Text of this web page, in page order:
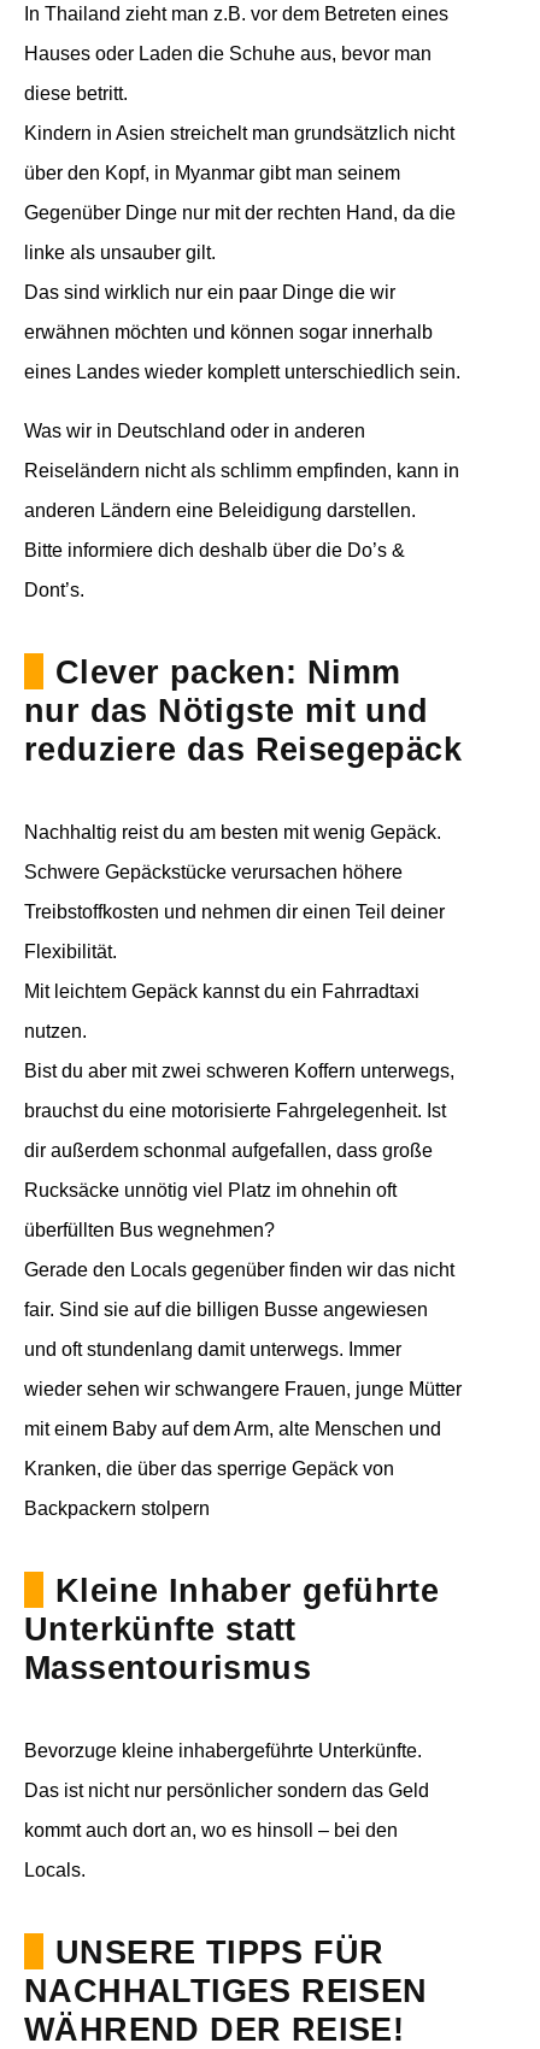
In Thailand zieht man z.B. vor dem Betreten eines
Hauses oder Laden die Schuhe aus, bevor man
diese betritt.
Kindern in Asien streichelt man grundsätzlich nicht
über den Kopf, in Myanmar gibt man seinem
Gegenüber Dinge nur mit der rechten Hand, da die
linke als unsauber gilt.
Das sind wirklich nur ein paar Dinge die wir
erwähnen möchten und können sogar innerhalb
eines Landes wieder komplett unterschiedlich sein.
Was wir in Deutschland oder in anderen
Reiseländern nicht als schlimm empfinden, kann in
anderen Ländern eine Beleidigung darstellen.
Bitte informiere dich deshalb über die Do’s &
Dont’s.
Clever packen: Nimm
nur das Nötigste mit und
reduziere das Reisegepäck
Nachhaltig reist du am besten mit wenig Gepäck.
Schwere Gepäckstücke verursachen höhere
Treibstoffkosten und nehmen dir einen Teil deiner
Flexibilität.
Mit leichtem Gepäck kannst du ein Fahrradtaxi
nutzen.
Bist du aber mit zwei schweren Koffern unterwegs,
brauchst du eine motorisierte Fahrgelegenheit. Ist
dir außerdem schonmal aufgefallen, dass große
Rucksäcke unnötig viel Platz im ohnehin oft
überfüllten Bus wegnehmen?
Gerade den Locals gegenüber finden wir das nicht
fair. Sind sie auf die billigen Busse angewiesen
und oft stundenlang damit unterwegs. Immer
wieder sehen wir schwangere Frauen, junge Mütter
mit einem Baby auf dem Arm, alte Menschen und
Kranken, die über das sperrige Gepäck von
Backpackern stolpern
Kleine Inhaber geführte
Unterkünfte statt
Massentourismus
Bevorzuge kleine inhabergeführte Unterkünfte.
Das ist nicht nur persönlicher sondern das Geld
kommt auch dort an, wo es hinsoll – bei den
Locals.
UNSERE TIPPS FÜR
NACHHALTIGES REISEN
WÄHREND DER REISE!